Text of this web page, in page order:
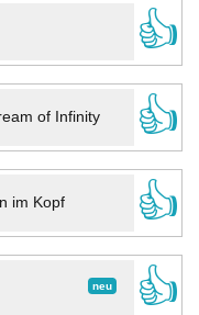
👍
of Infinity
👍
im Kopf
👍
neu
👍